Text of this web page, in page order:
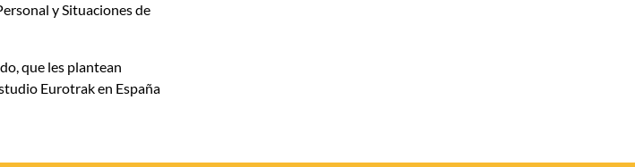
y Situaciones de
que les plantean
Eurotrak en España